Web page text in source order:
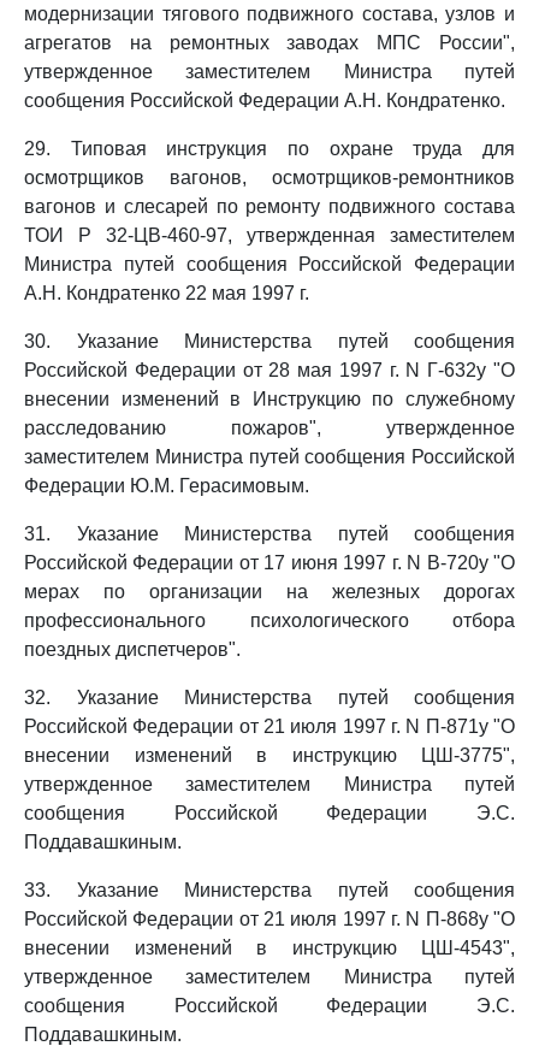
модернизации тягового подвижного состава, узлов и
агрегатов на ремонтных заводах МПС России",
утвержденное заместителем Министра путей
сообщения Российской Федерации А.Н. Кондратенко.
29. Типовая инструкция по охране труда для
осмотрщиков вагонов, осмотрщиков-ремонтников
вагонов и слесарей по ремонту подвижного состава
ТОИ Р 32-ЦВ-460-97, утвержденная заместителем
Министра путей сообщения Российской Федерации
А.Н. Кондратенко 22 мая 1997 г.
30. Указание Министерства путей сообщения
Российской Федерации от 28 мая 1997 г. N Г-632у "О
внесении изменений в Инструкцию по служебному
расследованию пожаров", утвержденное
заместителем Министра путей сообщения Российской
Федерации Ю.М. Герасимовым.
31. Указание Министерства путей сообщения
Российской Федерации от 17 июня 1997 г. N В-720у "О
мерах по организации на железных дорогах
профессионального психологического отбора
поездных диспетчеров".
32. Указание Министерства путей сообщения
Российской Федерации от 21 июля 1997 г. N П-871у "О
внесении изменений в инструкцию ЦШ-3775",
утвержденное заместителем Министра путей
сообщения Российской Федерации Э.С.
Поддавашкиным.
33. Указание Министерства путей сообщения
Российской Федерации от 21 июля 1997 г. N П-868у "О
внесении изменений в инструкцию ЦШ-4543",
утвержденное заместителем Министра путей
сообщения Российской Федерации Э.С.
Поддавашкиным.